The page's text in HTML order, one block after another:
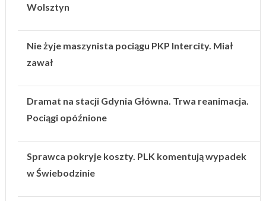
Wolsztyn
Nie żyje maszynista pociągu PKP Intercity. Miał
zawał
Dramat na stacji Gdynia Główna. Trwa reanimacja.
Pociągi opóźnione
Sprawca pokryje koszty. PLK komentują wypadek
w Świebodzinie